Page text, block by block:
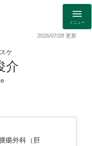
メニュー
2026/07/28 更新
ケ
介
瘍外科（肝